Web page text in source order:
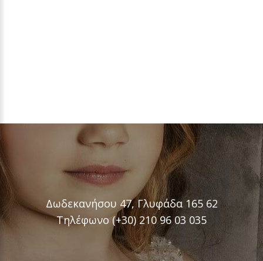
Δωδεκανήσου 47, Γλυφάδα 165 62
Τηλέφωνο (+30) 210 96 03 035